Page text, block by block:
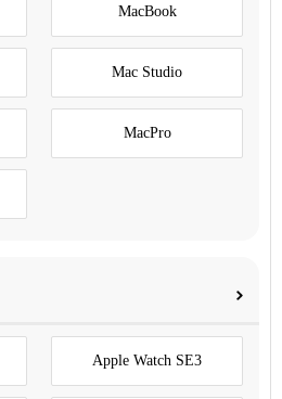
MacBook
Mac Studio
MacPro
Apple Watch SE3